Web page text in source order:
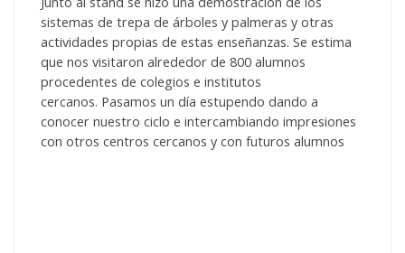
sistemas de trepa de árboles y palmeras y otras
actividades propias de estas enseñanzas. Se estima
que nos visitaron alrededor de 800 alumnos
procedentes de colegios e institutos
cercanos. Pasamos un día estupendo dando a
conocer nuestro ciclo e intercambiando impresiones
con otros centros cercanos y con futuros alumnos